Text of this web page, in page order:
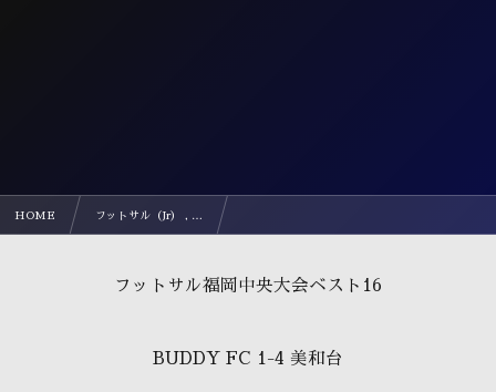
HOME フットサル（Jr） , …
フットサル福岡中央大会ベスト16
BUDDY FC 1-4 美和台